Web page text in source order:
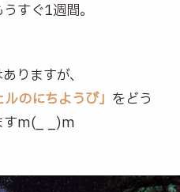
すぐ1週間。
りますが、
ルのにちようび」 をどう
すm(_ _)m